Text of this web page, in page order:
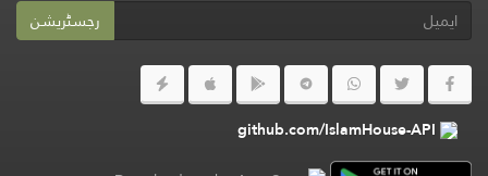
رجسٹریشن
github.com/IslamHouse-API